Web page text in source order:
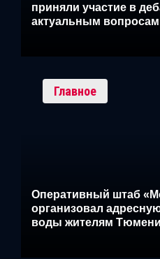
приняли участие в
актуальным
Главное
Оперативный штаб
организовал
воды жителям Тюмени